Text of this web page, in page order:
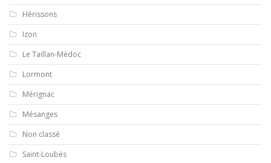
Hérissons
Izon
Le Taillan-Médoc
Lormont
Mérignac
Mésanges
Non classé
Saint-Loubès